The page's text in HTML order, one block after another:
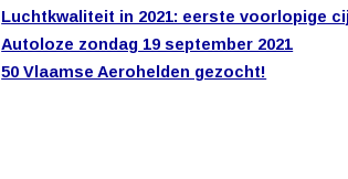
Luchtkwaliteit in 2021: eerste voorlopige
Autoloze zondag 19 september 2021
50 Vlaamse Aerohelden gezocht!